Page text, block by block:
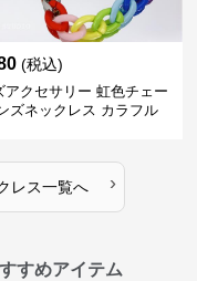
(税込)
アクセサリー 虹色チェー
ズネックレス カラフル
レス一覧へ ›
すめアイテム